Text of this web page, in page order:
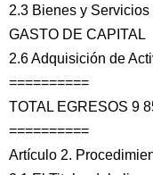
2.3 Bienes y
GASTO DE CAPITAL
2.6 Adquisición de
==========
TOTAL EGRESOS 9
==========
Artículo 2.